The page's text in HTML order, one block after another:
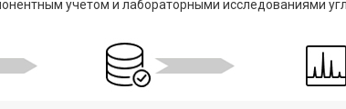
учетом и лабораторными исследованиями